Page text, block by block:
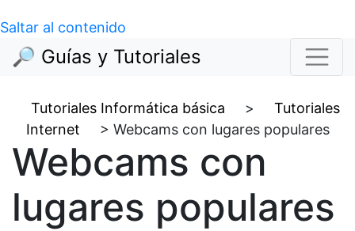
Saltar al contenido
🔎 Guías y Tutoriales
Tutoriales Informática básica >
Tutoriales
Internet
> Webcams con lugares populares
Webcams con
lugares populares